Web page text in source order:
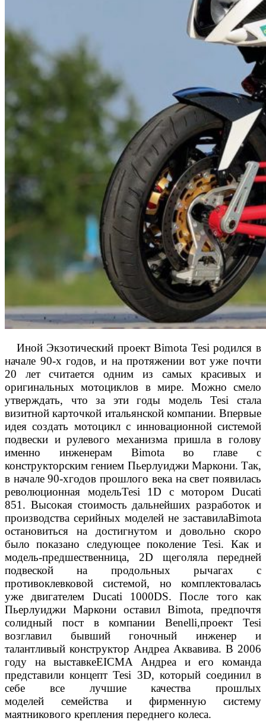
Иной Экзотический проект Bimota Tesi родился в
начале 90-х годов, и на протяжении вот уже почти
20 лет считается одним из самых красивых и
оригинальных мотоциклов в мире. Можно смело
утверждать, что за эти годы модель Tesi стала
визитной карточкой итальянской компании. Впервые
идея создать мотоцикл с инновационной системой
подвески и рулевого механизма пришла в голову
именно инженерам Bimota во главе с
конструкторским гением Пьерлуиджи Маркони. Так,
в начале 90-хгодов прошлого века на свет появилась
революционная модельTesi 1D с мотором Ducati
851. Высокая стоимость дальнейших разработок и
производства серийных моделей не заставилаBimota
остановиться на достигнутом и довольно скоро
было показано следующее поколение Tesi. Как и
модель-предшественница, 2D щеголяла передней
подвеской на продольных рычагах с
противоклевковой системой, но комплектовалась
уже двигателем Ducati 1000DS. После того как
Пьерлуиджи Маркони оставил Bimota, предпочтя
солидный пост в компании Benelli,проект Tesi
возглавил бывший гоночный инженер и
талантливый конструктор Андреа Аквавива. В 2006
году на выставкеEICMA Андреа и его команда
представили концепт Tesi 3D, который соединил в
себе все лучшие качества прошлых
моделей семейства и фирменную систему
маятникового крепления переднего колеса.